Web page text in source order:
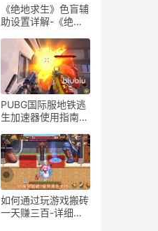
《绝地求生》色盲辅
助设置详解-《绝地
设置与体验
PUBG国际服地铁逃
生加速器使用指南-
国际服地铁逃生加速
器提升游戏体验
如何通过玩游戏搬砖
一天赚三百-详细揭